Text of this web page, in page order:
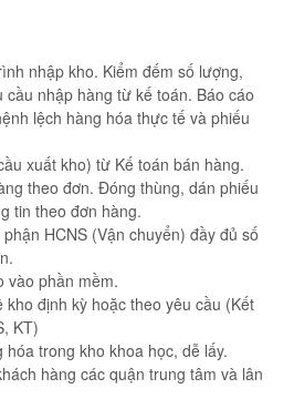
nhập kho. Kiểm đếm số lượng,
nhập hàng từ kế toán. Báo cáo
lệch hàng hóa thực tế và phiếu
xuất kho) từ Kế toán bán hàng.
theo đơn. Đóng thùng, dán phiếu
tin theo đơn hàng.
HCNS (Vận chuyển) đầy đủ số
vào phần mềm.
kho định kỳ hoặc theo yêu cầu (Kết
KT)
trong kho khoa học, dễ lấy.
hàng các quận trung tâm và lân